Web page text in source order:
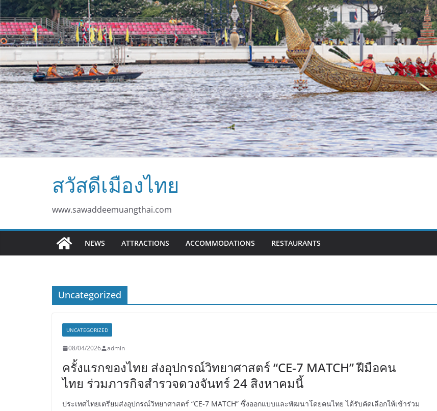
สวัสดีเมืองไทย
www.sawaddeemuangthai.com
NEWS ATTRACTIONS ACCOMMODATIONS RESTAURANTS
Uncategorized
UNCATEGORIZED
08/04/2026 admin
ครั้งแรกของไทย ส่งอุปกรณ์วิทยาศาสตร์ “CE-7 MATCH” ฝีมือคน
ไทย ร่วมภารกิจสำรวจดวงจันทร์ 24 สิงหาคมนี้
ประเทศไทยเตรียมส่งอุปกรณ์วิทยาศาสตร์ “CE-7 MATCH” ซึ่งออกแบบและพัฒนาโดยคนไทย ได้รับคัดเลือกให้เข้าร่วม